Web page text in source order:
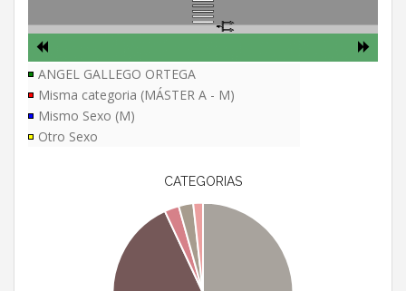
ANGEL GALLEGO ORTEGA
Misma categoria (MÁSTER A - M)
Mismo Sexo (M)
Otro Sexo
CATEGORIAS